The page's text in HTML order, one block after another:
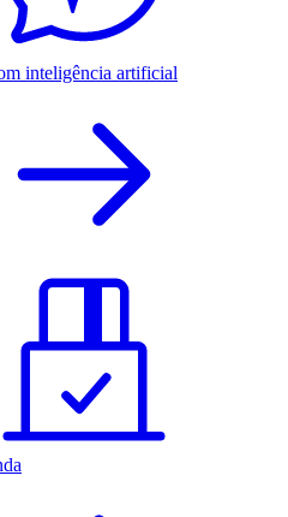
inteligência artificial